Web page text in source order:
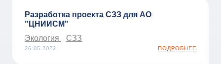
Разработка проекта СЗЗ для АО
"ЦНИИСМ"
Экология
СЗЗ
26.05.2022 ПОДРОБНЕЕ